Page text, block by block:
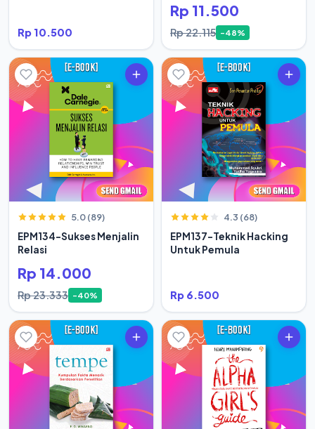
Rp 10.500
Rp 11.500
Rp 22.115 -48%
5.0 (89)
EPM134-Sukses Menjalin
Relasi
Rp 14.000
Rp 23.333 -40%
4.3 (68)
EPM137-Teknik Hacking
Untuk Pemula
Rp 6.500